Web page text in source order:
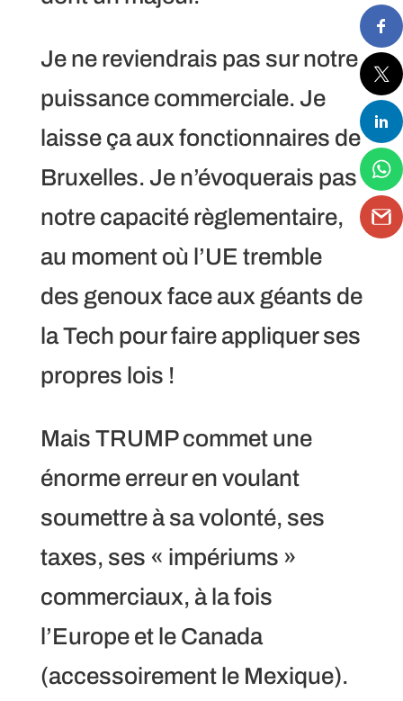
Je ne reviendrais pas sur notre
puissance commerciale. Je
laisse ça aux fonctionnaires de
Bruxelles. Je n’évoquerais pas
notre capacité règlementaire,
au moment où l’UE tremble
des genoux face aux géants de
la Tech pour faire appliquer ses
propres lois !
Mais TRUMP commet une
énorme erreur en voulant
soumettre à sa volonté, ses
taxes, ses « impériums »
commerciaux, à la fois
l’Europe et le Canada
(accessoirement le Mexique).